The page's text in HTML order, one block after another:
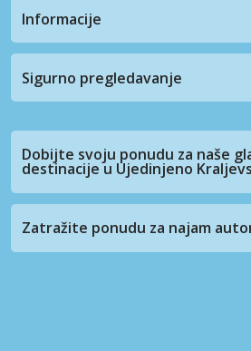
Informacije
Sigurno pregledavanje
Dobijte svoju ponudu za naše
destinacije u Ujedinjeno
Zatražite ponudu za najam